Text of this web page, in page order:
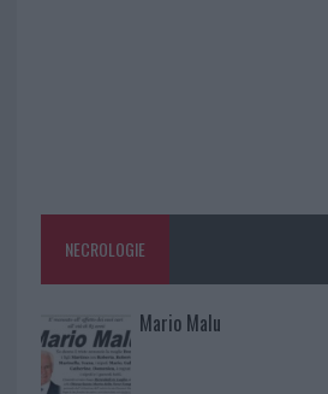
NECROLOGIE
Mario Malu